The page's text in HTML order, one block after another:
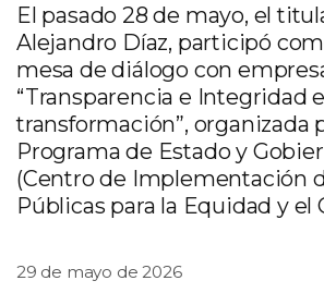
El pasado 28 de mayo, el
Alejandro Díaz, participó
mesa de diálogo con
“Transparencia e Integridad
transformación”, organizada
Programa de Estado y
(Centro de Implementación
Públicas para la Equidad y el
29 de mayo de 2026